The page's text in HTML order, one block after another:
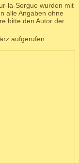
la-Sorgue wurden mit
alle Angaben ohne
bitte den Autor der
aufgerufen.